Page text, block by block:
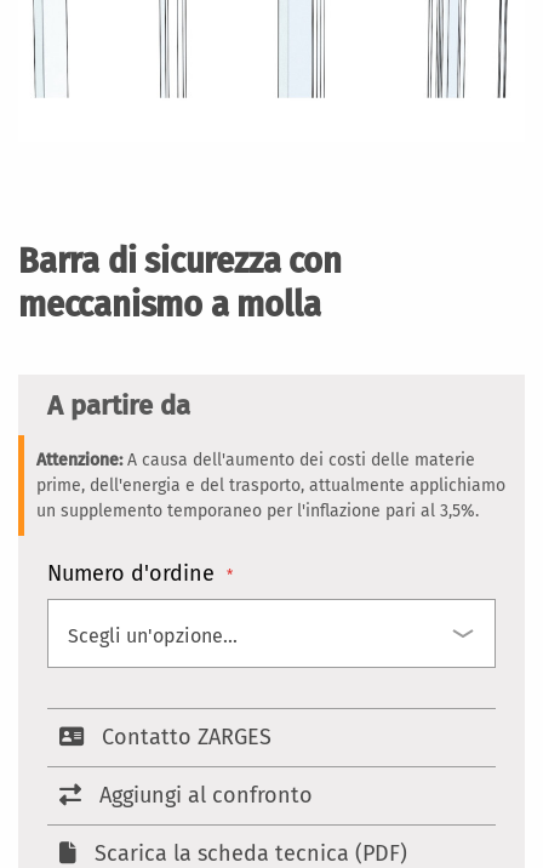
Barra di sicurezza con
meccanismo a molla
A partire da
Attenzione:A causa dell'aumento dei costi delle materie
prime, dell'energia e del trasporto, attualmente applichiamo
un supplemento temporaneo per l'inflazione pari al 3,5%.
Numero d'ordine
Contatto ZARGES
Aggiungi al confronto
Scarica la scheda tecnica (PDF)
galleria
immagini